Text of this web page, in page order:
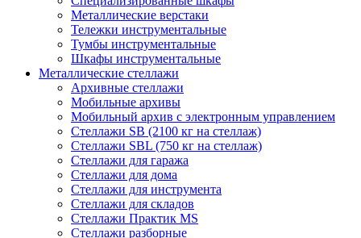
Металлические верстаки
Тележки инструментальные
Тумбы инструментальные
Шкафы инструментальные
Металлические стеллажи
Архивные стеллажи
Мобильные архивы
Мобильный архив с электронным управлением
Стеллажи SB (2100 кг на стеллаж)
Стеллажи SBL (750 кг на стеллаж)
Стеллажи для гаража
Стеллажи для дома
Стеллажи для инструмента
Стеллажи для складов
Стеллажи Практик MS
Стеллажи разборные